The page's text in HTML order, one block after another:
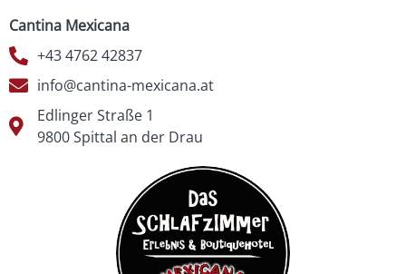
Cantina Mexicana
+43 4762 42837
info@cantina-mexicana.at
Edlinger Straße 1
9800 Spittal an der Drau